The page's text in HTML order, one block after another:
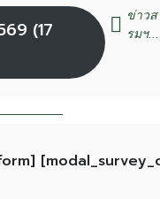
(17
ข่าวส
รมฯ...